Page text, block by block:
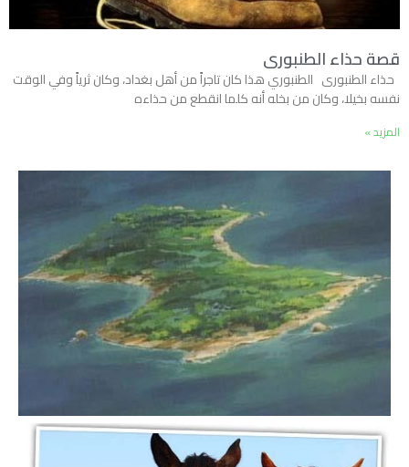
قصة حذاء الطنبورى
حذاء الطنبورى الطنبوري هذا كان تاجراً من أهل بغداد، وكان ثرياً وفي الوقت
نفسه بخيلا، وكان من بخله أنه كلما انقطع من حذاءه
المزيد »